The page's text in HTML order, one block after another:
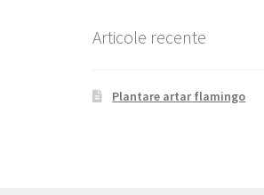
Articole recente
Plantare artar flamingo